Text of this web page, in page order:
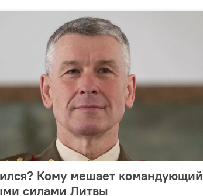
Кому мешает командующий
силами Литвы